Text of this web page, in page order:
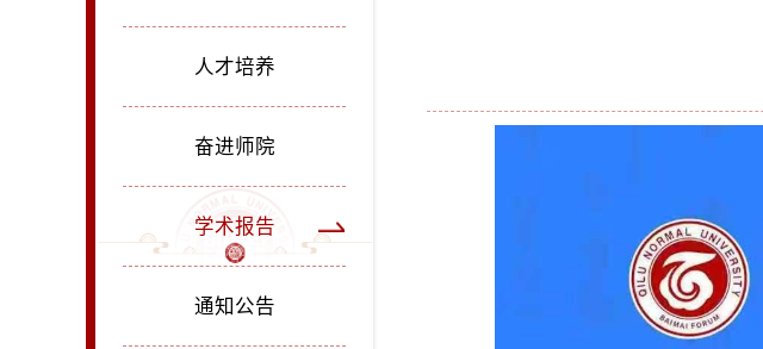
人才培养
奋进师院
学术报告
通知公告